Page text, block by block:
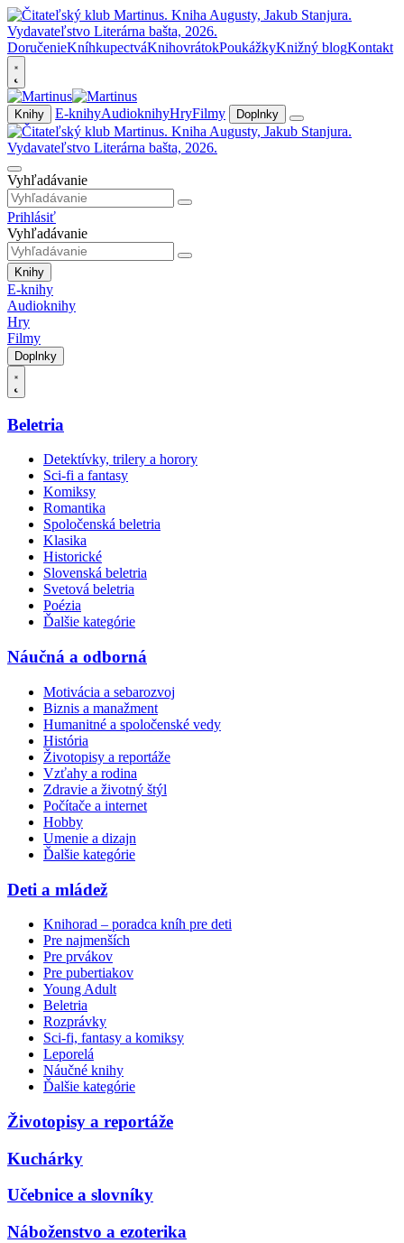
DoručenieKníhkupectváKnihovrátokPoukážkyKnižný blogKontakt
Knihy E-knihyAudioknihyHryFilmy Doplnky
Vyhľadávanie
Prihlásiť
Vyhľadávanie
Knihy
E-knihy
Audioknihy
Hry
Filmy
Doplnky
Beletria
Detektívky, trilery a horory
Sci-fi a fantasy
Komiksy
Romantika
Spoločenská beletria
Klasika
Historické
Slovenská beletria
Svetová beletria
Poézia
Ďalšie kategórie
Náučná a odborná
Motivácia a sebarozvoj
Biznis a manažment
Humanitné a spoločenské vedy
História
Životopisy a reportáže
Vzťahy a rodina
Zdravie a životný štýl
Počítače a internet
Hobby
Umenie a dizajn
Ďalšie kategórie
Deti a mládež
Knihorad – poradca kníh pre deti
Pre najmenších
Pre prvákov
Pre pubertiakov
Young Adult
Beletria
Rozprávky
Sci-fi, fantasy a komiksy
Leporelá
Náučné knihy
Ďalšie kategórie
Životopisy a reportáže
Kuchárky
Učebnice a slovníky
Náboženstvo a ezoterika